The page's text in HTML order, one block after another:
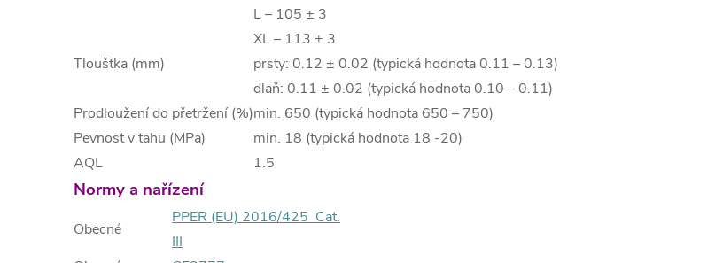
L – 105 ± 3
XL – 113 ± 3
Tloušťka (mm)
prsty: 0.12 ± 0.02 (typická hodnota 0.11 – 0.13)
dlaň: 0.11 ± 0.02 (typická hodnota 0.10 – 0.11)
Prodloužení do přetržení (%)min. 650 (typická hodnota 650 – 750)
Pevnost v tahu (MPa)
min. 18 (typická hodnota 18 -20)
AQL
1.5
Normy a nařízení
Obecné
PPER (EU) 2016/425 Cat.
III